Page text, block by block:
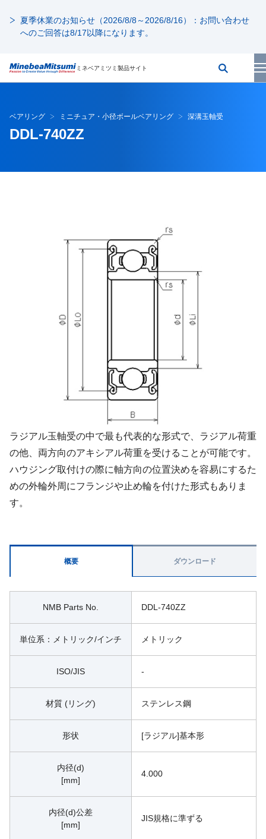
夏季休業のお知らせ（2026/8/8～2026/8/16）：お問い合わせ
へのご回答は8/17以降になります。
ミネベアミツミ製品サイト
ベアリング ミニチュア・小径ボールベアリング 深溝玉軸受
DDL-740ZZ
ラジアル玉軸受の中で最も代表的な形式で、ラジアル荷重
の他、両方向のアキシアル荷重を受けることが可能です。
ハウジング取付けの際に軸方向の位置決めを容易にするた
めの外輪外周にフランジや止め輪を付けた形式もありま
す。
概要
NMB Parts No. DDL-740ZZ
単位系：メトリック/インチ メトリック
ISO/JIS -
材質 (リング) ステンレス鋼
形状 [ラジアル]基本形
内径(d)
[mm]
4.000
内径(d)公差
[mm]
JIS規格に準ずる
ダウンロード